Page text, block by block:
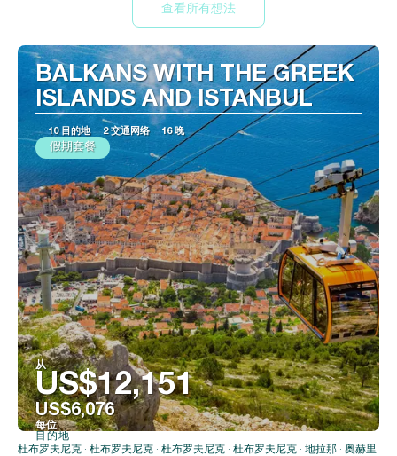
查看所有想法
BALKANS WITH THE GREEK
ISLANDS AND ISTANBUL
10 目的地 2 交通网络 16 晚
假期套餐
从
US$12,151
US$6,076
每位
看到
目的地
杜布罗夫尼克 · 杜布罗夫尼克 · 杜布罗夫尼克 · 杜布罗夫尼克 · 地拉那 · 奥赫里